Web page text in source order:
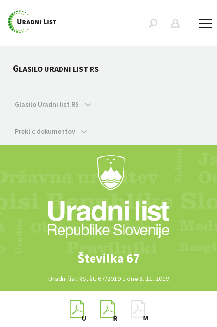
GLASILO URADNI LIST RS
Glasilo Uradni list RS
Preklic dokumentov
Številka 67
Uradni list RS, št. 67/2019 z dne 8. 11. 2019